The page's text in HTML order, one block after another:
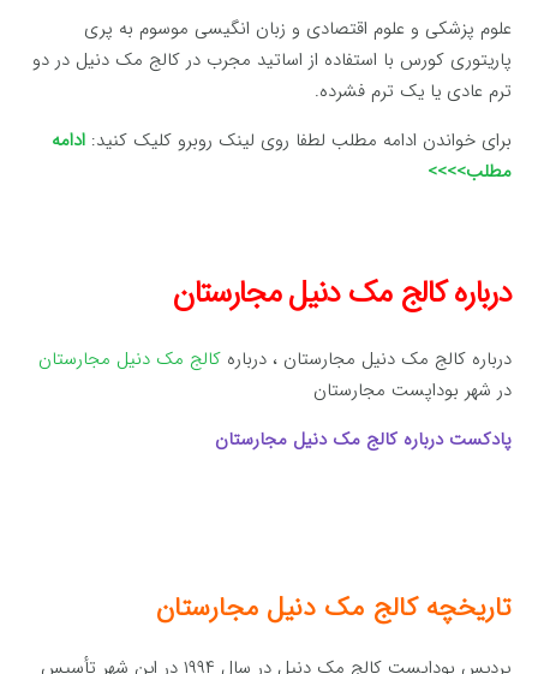
علوم پزشکی و علوم اقتصادی و زبان انگیسی موسوم به پری
پاریتوری كورس با استفاده از اساتید مجرب در کالج مک دنیل در دو
ترم عادی یا یک ترم فشرده.
برای خواندن ادامه مطلب لطفا روی لینک روبرو کلیک کنید:ادامه
مطلب>>>>
درباره کالج مک دنیل مجارستان
درباره کالج مک دنیل مجارستان ، دربارهکالج مک دنیل مجارستان
در شهر بوداپست مجارستان
پادکست درباره کالج مک دنیل مجارستان
تاریخچه کالج مک دنیل مجارستان
پردیس بوداپست کالج مک دنیل در سال ۱۹۹۴ در این شهر تأسیس